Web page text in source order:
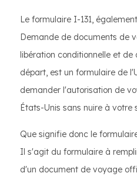
Le formulaire I-131,
Demande de documents de
libération conditionnelle et
départ, est un formulaire de
demander l'autorisation de
États-Unis sans nuire à
Que signifie donc le
Il s'agit du formulaire à
d'un document de voyage